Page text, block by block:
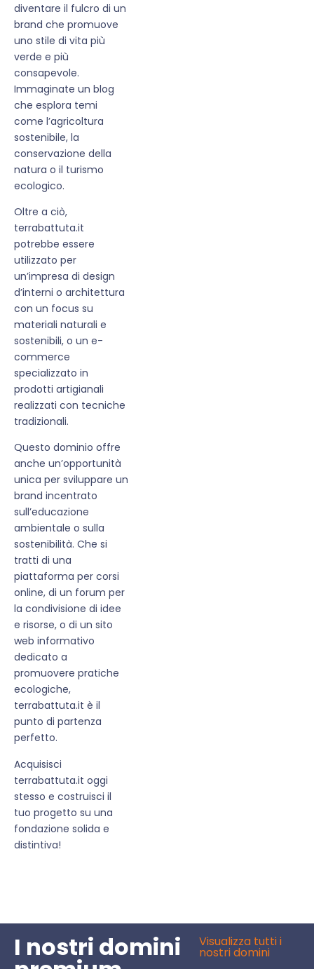
diventare il fulcro di un
brand che promuove
uno stile di vita più
verde e più
consapevole.
Immaginate un blog
che esplora temi
come l’agricoltura
sostenibile, la
conservazione della
natura o il turismo
ecologico.
Oltre a ciò,
terrabattuta.it
potrebbe essere
utilizzato per
un’impresa di design
d’interni o architettura
con un focus su
materiali naturali e
sostenibili, o un e-
commerce
specializzato in
prodotti artigianali
realizzati con tecniche
tradizionali.
Questo dominio offre
anche un’opportunità
unica per sviluppare un
brand incentrato
sull’educazione
ambientale o sulla
sostenibilità. Che si
tratti di una
piattaforma per corsi
online, di un forum per
la condivisione di idee
e risorse, o di un sito
web informativo
dedicato a
promuovere pratiche
ecologiche,
terrabattuta.it è il
punto di partenza
perfetto.
Acquisisci
terrabattuta.it oggi
stesso e costruisci il
tuo progetto su una
fondazione solida e
distintiva!
I nostri domini Visualizza tutti i
nostri domini